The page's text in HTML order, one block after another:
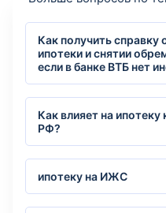
Как получить справку
ипотеки и снятии
если в банке ВТБ нет
Как влияет на
РФ?
ипотеку на ИЖС